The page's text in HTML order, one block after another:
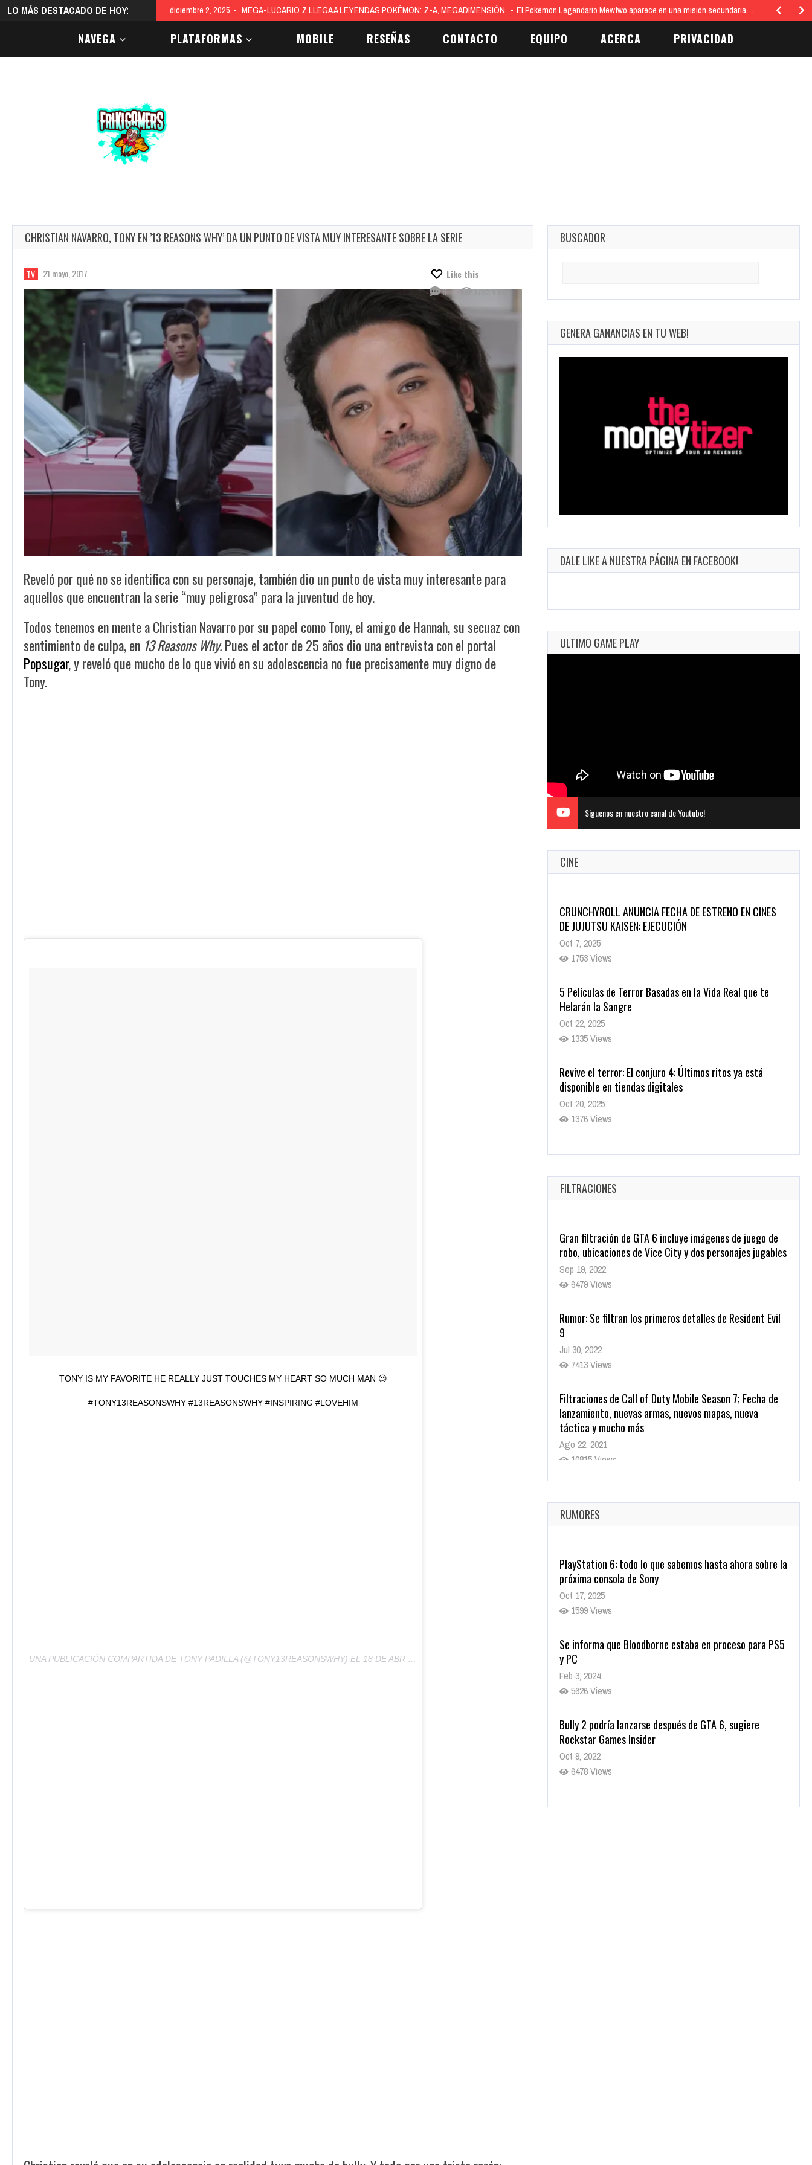
LO MÁS DESTACADO DE HOY: diciembre 2, 2025 MEGA-LUCARIO Z LLEGA A LEYENDAS POKÉMON: Z-A, MEGADIMENSIÓN El Pokémon Legendario Mewtwo aparece en una misión secundaria…
NAVEGA PLATAFORMAS MOBILE RESEÑAS CONTACTO EQUIPO ACERCA PRIVACIDAD
CHRISTIAN NAVARRO, TONY EN ’13 REASONS WHY’ DA UN PUNTO DE VISTA MUY INTERESANTE SOBRE LA SERIE
TV 21 mayo, 2017
Like this
0
1783 Views
Reveló por qué no se identifica con su personaje, también dio un punto de vista muy interesante para
aquellos que encuentran la serie “muy peligrosa” para la juventud de hoy.
Todos tenemos en mente a Christian Navarro por su papel como Tony, el amigo de Hannah, su secuaz con
sentimiento de culpa, en 13 Reasons Why.Pues el actor de 25 años dio una entrevista con el portal
Popsugar, y reveló que mucho de lo que vivió en su adolescencia no fue precisamente muy digno de
Tony.
TONY IS MY FAVORITE HE REALLY JUST TOUCHES MY HEART SO MUCH MAN 😍
#TONY13REASONSWHY #13REASONSWHY #INSPIRING #LOVEHIM
UNA PUBLICACIÓN COMPARTIDA DE TONY PADILLA (@TONY13REASONSWHY) EL 18 DE ABR DE 2017 A LA(S) 8:38 PDT
BUSCADOR
GENERA GANANCIAS EN TU WEB!
DALE LIKE A NUESTRA PÁGINA EN FACEBOOK!
ULTIMO GAME PLAY
Siguenos en nuestro canal de Youtube!
CINE
5 Películas de Terror Basadas en la Vida Real que te
Helarán la Sangre
Oct 22, 2025
1335 Views
Revive el terror: El conjuro 4: Últimos ritos ya está
disponible en tiendas digitales
Oct 20, 2025
1376 Views
Warner Bros. lleva a las tiendas digitales su racha de
registros con sus últimas 6 películas
Oct 17, 2025
1430 Views
CRUNCHYROLL ANUNCIA FECHA DE ESTRENO EN CINES
Oct 7, 2025
1753 Views
FILTRACIONES
Gran filtración de GTA 6 incluye imágenes de juego de
robo, ubicaciones de Vice City y dos personajes jugables
Sep 19, 2022
6479 Views
Rumor: Se filtran los primeros detalles de Resident Evil
9
Jul 30, 2022
7413 Views
Filtraciones de Call of Duty Mobile Season 7; Fecha de
lanzamiento, nuevas armas, nuevos mapas, nueva
táctica y mucho más
Ago 22, 2021
10815 Views
La configuración de Call of Duty 2021 aparentemente
Ago 8, 2021
9999 Views
RUMORES
PlayStation 6: todo lo que sabemos hasta ahora sobre la
próxima consola de Sony
Oct 17, 2025
1599 Views
Se informa que Bloodborne estaba en proceso para PS5
y PC
Feb 3, 2024
5626 Views
Bully 2 podría lanzarse después de GTA 6, sugiere
Rockstar Games Insider
Oct 9, 2022
6478 Views
Rumor: Se filtran los primeros detalles de Resident Evil